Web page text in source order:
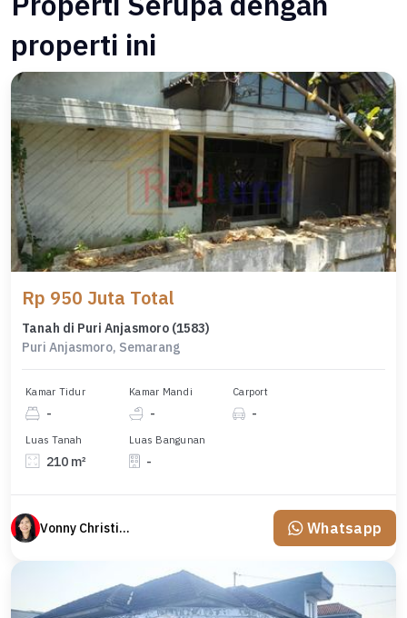
properti ini
Rp 950 Juta Total
Tanah di Puri Anjasmoro (1583)
Puri Anjasmoro, Semarang
Kamar Tidur
-
Kamar Mandi
-
Carport
-
Luas Tanah
210 m²
Luas Bangunan
-
Vonny Christina Whatsapp